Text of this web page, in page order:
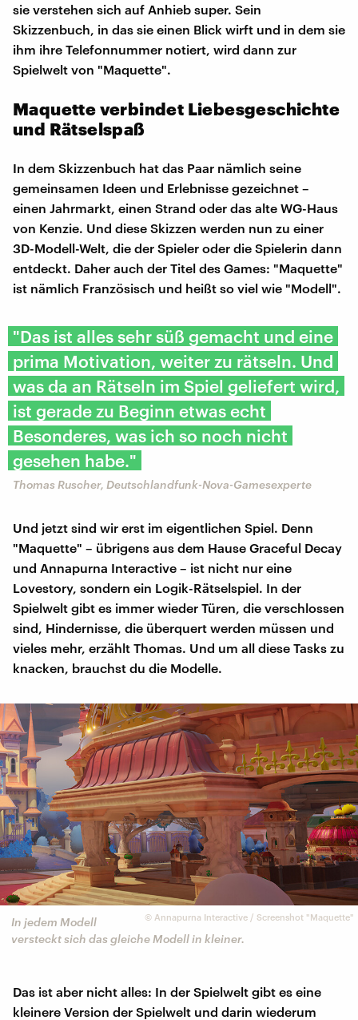
sie verstehen sich auf Anhieb super. Sein
Skizzenbuch, in das sie einen Blick wirft und in dem sie
ihm ihre Telefonnummer notiert, wird dann zur
Spielwelt von "Maquette".
Maquette verbindet Liebesgeschichte
und Rätselspaß
In dem Skizzenbuch hat das Paar nämlich seine
gemeinsamen Ideen und Erlebnisse gezeichnet –
einen Jahrmarkt, einen Strand oder das alte WG-Haus
von Kenzie. Und diese Skizzen werden nun zu einer
3D-Modell-Welt, die der Spieler oder die Spielerin dann
entdeckt. Daher auch der Titel des Games: "Maquette"
ist nämlich Französisch und heißt so viel wie "Modell".
"Das ist alles sehr süß gemacht und eine
prima Motivation, weiter zu rätseln. Und
was da an Rätseln im Spiel geliefert wird,
ist gerade zu Beginn etwas echt
Besonderes, was ich so noch nicht
gesehen habe."
Thomas Ruscher, Deutschlandfunk-Nova-Gamesexperte
Und jetzt sind wir erst im eigentlichen Spiel. Denn
"Maquette" – übrigens aus dem Hause Graceful Decay
und Annapurna Interactive – ist nicht nur eine
Lovestory, sondern ein Logik-Rätselspiel. In der
Spielwelt gibt es immer wieder Türen, die verschlossen
sind, Hindernisse, die überquert werden müssen und
vieles mehr, erzählt Thomas. Und um all diese Tasks zu
knacken, brauchst du die Modelle.
© Annapurna Interactive / Screenshot "Maquette"
In jedem Modell
versteckt sich das gleiche Modell in kleiner.
Das ist aber nicht alles: In der Spielwelt gibt es eine
kleinere Version der Spielwelt und darin wiederum